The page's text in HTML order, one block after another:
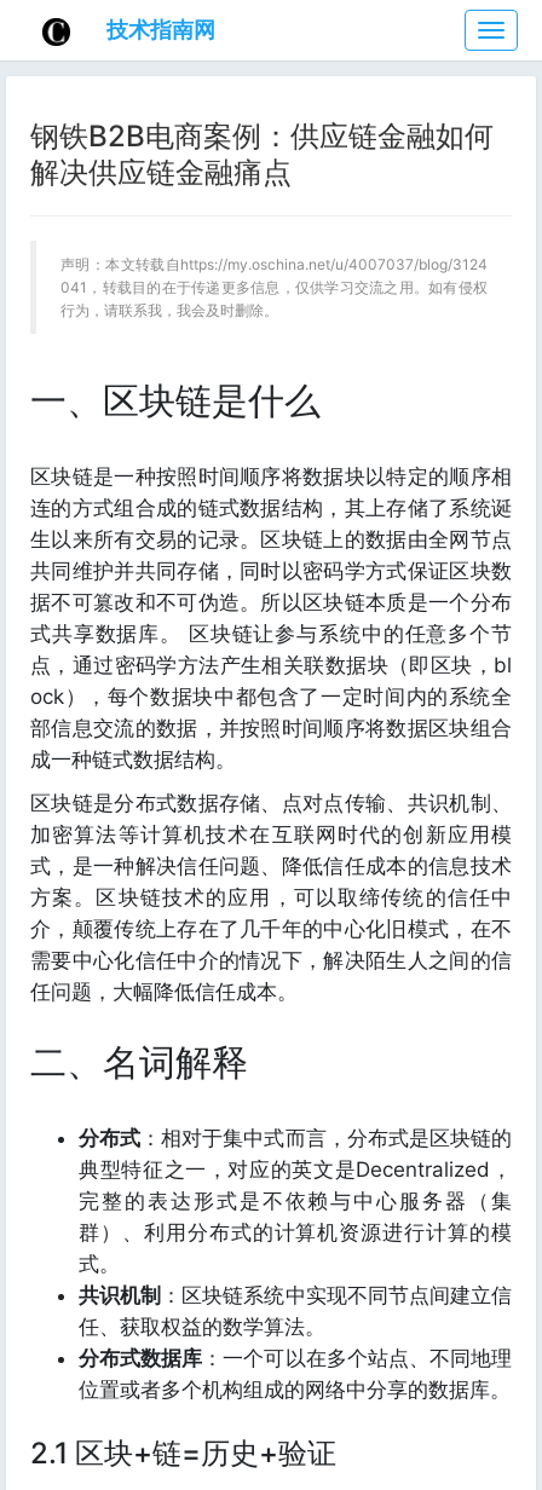
技
术
指
网
技术指南网
钢铁B2B电商案例：供应链金融如何
解决供应链金融痛点
声明：本文转载自https://my.oschina.net/u/4007037/blog/3124
041，转载目的在于传递更多信息，仅供学习交流之用。如有侵权
行为，请联系我，我会及时删除。
一、区块链是什么
区块链是一种按照时间顺序将数据块以特定的顺序相
连的方式组合成的链式数据结构，其上存储了系统诞
生以来所有交易的记录。区块链上的数据由全网节点
共同维护并共同存储，同时以密码学方式保证区块数
据不可篡改和不可伪造。所以区块链本质是一个分布
式共享数据库。 区块链让参与系统中的任意多个节
点，通过密码学方法产生相关联数据块（即区块，bl
ock），每个数据块中都包含了一定时间内的系统全
部信息交流的数据，并按照时间顺序将数据区块组合
成一种链式数据结构。
区块链是分布式数据存储、点对点传输、共识机制、
加密算法等计算机技术在互联网时代的创新应用模
式，是一种解决信任问题、降低信任成本的信息技术
方案。区块链技术的应用，可以取缔传统的信任中
介，颠覆传统上存在了几千年的中心化旧模式，在不
需要中心化信任中介的情况下，解决陌生人之间的信
任问题，大幅降低信任成本。
二、名词解释
分布式 ：相对于集中式而言，分布式是区块链的
典型特征之一，对应的英文是Decentralized，
完整的表达形式是不依赖与中心服务器（集
群）、利用分布式的计算机资源进行计算的模
式。
共识机制 ：区块链系统中实现不同节点间建立信
任、获取权益的数学算法。
分布式数据库 ：一个可以在多个站点、不同地理
位置或者多个机构组成的网络中分享的数据库。
2.1 区块+链=历史+验证